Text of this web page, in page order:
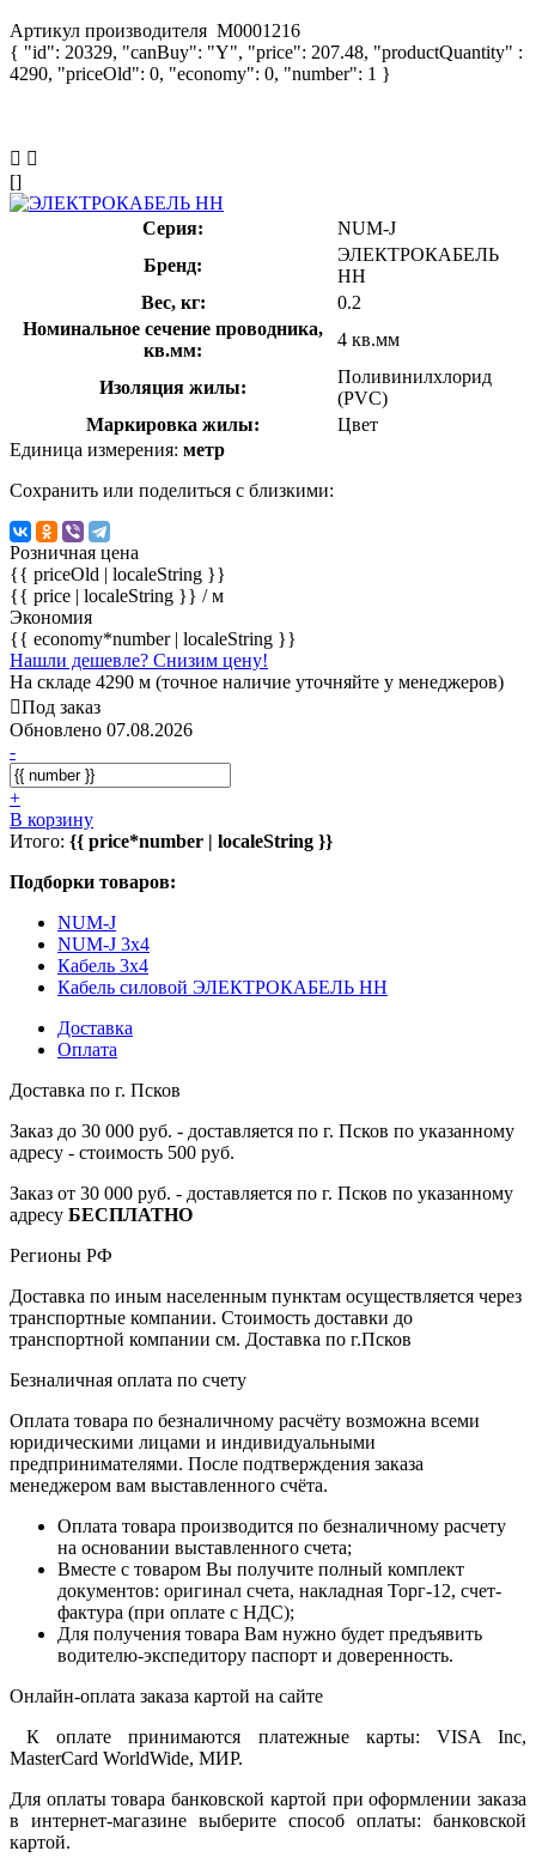
Артикул производителя M0001216
{ "id": 20329, "canBuy": "Y", "price": 207.48, "productQuantity" :
4290, "priceOld": 0, "economy": 0, "number": 1 }
[]
Серия:
NUM-J
Бренд:
ЭЛЕКТРОКАБЕЛЬ
НН
Вес, кг:
0.2
Номинальное сечение проводника,
кв.мм:
4 кв.мм
Изоляция жилы:
Поливинилхлорид
(PVC)
Маркировка жилы:
Цвет
Единица измерения: метр
Сохранить или поделиться с близкими:
Розничная цена
{{ priceOld | localeString }}
{{ price | localeString }} / м
Экономия
{{ economy*number | localeString }}
Нашли дешевле? Снизим цену!
На складе 4290 м (точное наличие уточняйте у менеджеров)
Под заказ
Обновлено 07.08.2026
-
+
В корзину
Итого: {{ price*number | localeString }}
Подборки товаров:
NUM-J
NUM-J 3x4
Кабель 3x4
Кабель силовой ЭЛЕКТРОКАБЕЛЬ НН
Доставка
Оплата
Доставка по г. Псков
Заказ до 30 000 руб. - доставляется по г. Псков по указанному
адресу - стоимость 500 руб.
Заказ от 30 000 руб. - доставляется по г. Псков по указанному
адресу БЕСПЛАТНО
Регионы РФ
Доставка по иным населенным пунктам осуществляется через
транспортные компании. Стоимость доставки до
транспортной компании см. Доставка по г.Псков
Безналичная оплата по счету
Оплата товара по безналичному расчёту возможна всеми
юридическими лицами и индивидуальными
предпринимателями. После подтверждения заказа
менеджером вам выставленного счёта.
Оплата товара производится по безналичному расчету
на основании выставленного счета;
Вместе с товаром Вы получите полный комплект
документов: оригинал счета, накладная Торг-12, счет-
фактура (при оплате с НДС);
Для получения товара Вам нужно будет предъявить
водителю-экспедитору паспорт и доверенность.
Онлайн-оплата заказа картой на сайте
К оплате принимаются платежные карты: VISA Inc,
MasterCard WorldWide, МИР.
Для оплаты товара банковской картой при оформлении заказа
в интернет-магазине выберите способ оплаты: банковской
картой.